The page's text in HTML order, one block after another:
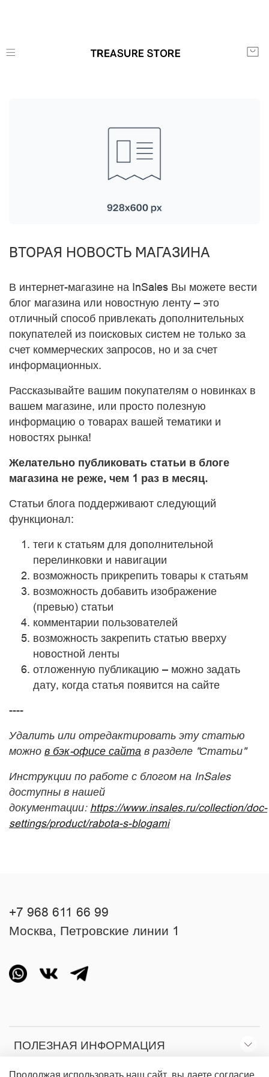
ВТОРАЯ НОВОСТЬ МАГАЗИНА
В интернет-магазине на InSales Вы можете вести
блог магазина или новостную ленту – это
отличный способ привлекать дополнительных
покупателей из поисковых систем не только за
счет коммерческих запросов, но и за счет
информационных.
Рассказывайте вашим покупателям о новинках в
вашем магазине, или просто полезную
информацию о товарах вашей тематики и
новостях рынка!
Желательно публиковать статьи в блоге
магазина не реже, чем 1 раз в месяц.
Статьи блога поддерживают следующий
функционал:
теги к статьям для дополнительной
перелинковки и навигации
возможность прикрепить товары к статьям
возможность добавить изображение
(превью) статьи
комментарии пользователей
возможность закрепить статью вверху
новостной ленты
отложенную публикацию – можно задать
дату, когда статья появится на сайте
----
Удалить или отредактировать эту статью
можно в бэк-офисе сайта в разделе "Статьи"
Инструкции по работе с блогом на InSales
доступны в нашей
документации: https://www.insales.ru/collection/doc-
settings/product/rabota-s-blogami
ПОЛЕЗНАЯ ИНФОРМАЦИЯ
+7 968 611 66 99
Москва, Петровские линии 1
Продолжая использовать наш сайт, вы даете согласие